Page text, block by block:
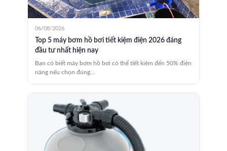
06/08/2026
Top 5 máy bơm hồ bơi tiết kiệm điện 2026 đáng
đầu tư nhất hiện nay
Bạn có biết máy bơm hồ bơi có thể tiết kiệm đến 50% điện
năng nếu chọn đúng…